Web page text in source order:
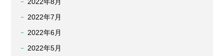
2022年8月
2022年7月
2022年6月
2022年5月